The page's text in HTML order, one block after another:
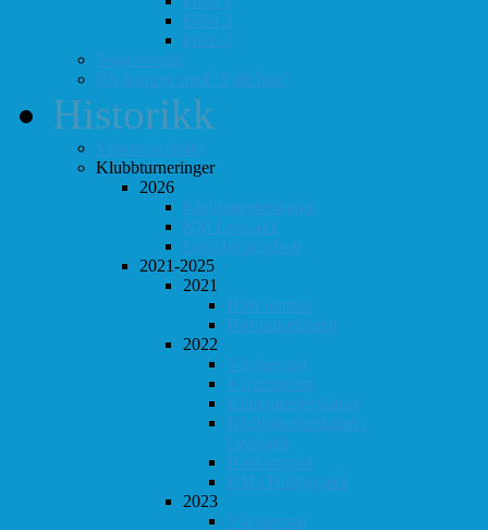
Follo 2
Follo 3
Totaloversikt
ØS-kamper med "Fullt hus"
Historikk
Vinner-oversikt
Klubbturneringer
2026
Klubbmesterskapet
KM Lynsjakk
Lyn/Hurtig våren
2021-2025
2021
Høst-konrad
Høstturneringen
2022
Vår-konrad
Vårturnering
Klubbmesterskapet
Klubbmesterskapet i
Lynsjakk
Høst-konrad
KM i Hurtigsjakk
2023
Vår-konrad